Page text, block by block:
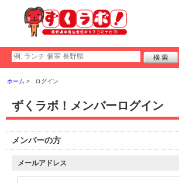
ホーム ログイン
ずくラボ！メンバーログイン
メンバーの方
メールアドレス